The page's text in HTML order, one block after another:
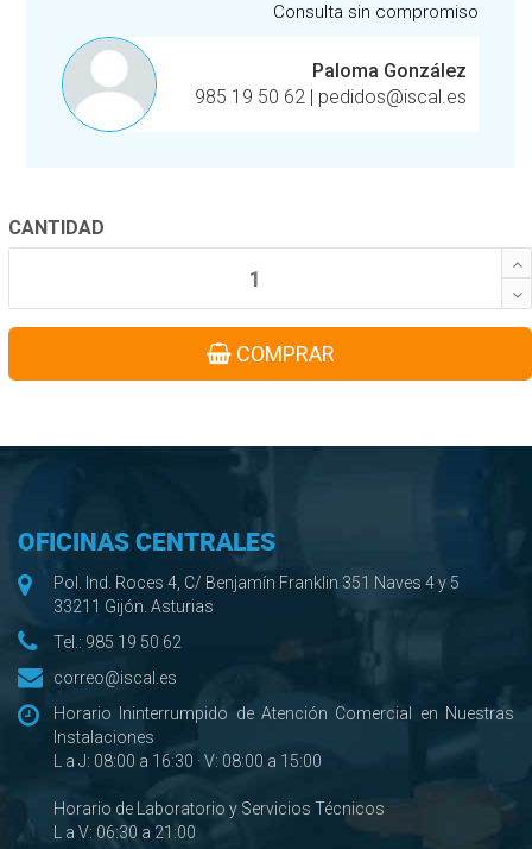
Consulta sin compromiso
Paloma González
985 19 50 62
pedidos@iscal.es
CANTIDAD
COMPRAR
OFICINAS CENTRALES
Pol. Ind. Roces 4, C/ Benjamín Franklin 351 Naves 4 y 5
33211 Gijón. Asturias
Tel.: 985 19 50 62
correo@iscal.es
Horario Ininterrumpido de Atención Comercial en Nuestras
Instalaciones
L a J: 08:00 a 16:30 · V: 08:00 a 15:00
Horario de Laboratorio y Servicios Técnicos
L a V: 06:30 a 21:00